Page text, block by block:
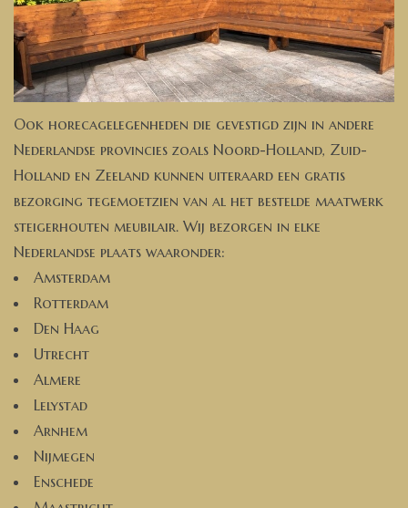
Ook horecagelegenheden die gevestigd zijn in andere
Nederlandse provincies zoals Noord-Holland, Zuid-
Holland en Zeeland kunnen uiteraard een gratis
bezorging tegemoetzien van al het bestelde maatwerk
steigerhouten meubilair. Wij bezorgen in elke
Nederlandse plaats waaronder:
Amsterdam
Rotterdam
Den Haag
Utrecht
Almere
Lelystad
Arnhem
Nijmegen
Enschede